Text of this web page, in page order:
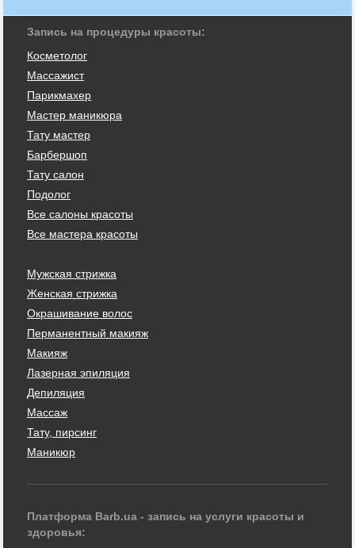
Запись на процедуры красоты:
Косметолог
Массажист
Парикмахер
Мастер маникюра
Тату мастер
Барбершоп
Тату салон
Подолог
Все салоны красоты
Все мастера красоты
Мужская стрижка
Женская стрижка
Окрашивание волос
Перманентный макияж
Макияж
Лазерная эпиляция
Депиляция
Массаж
Тату, пирсинг
Маникюр
Платформа Barb.ua - запись на услуги красоты и
здоровья: